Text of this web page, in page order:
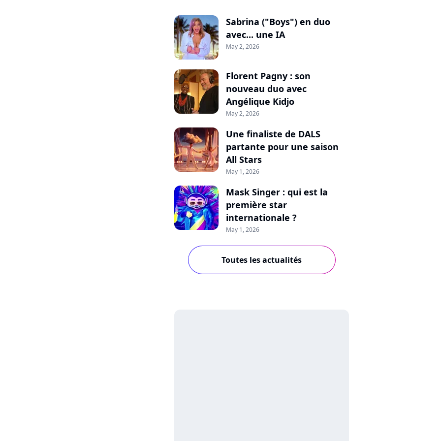
Sabrina ("Boys") en duo
avec... une IA
May 2, 2026
Florent Pagny : son
nouveau duo avec
Angélique Kidjo
May 2, 2026
Une finaliste de DALS
partante pour une saison
All Stars
May 1, 2026
Mask Singer : qui est la
première star
internationale ?
May 1, 2026
Toutes les actualités